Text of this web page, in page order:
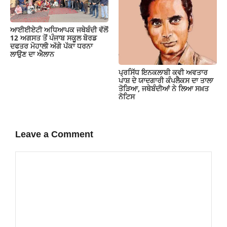
ਆਈਈਏਟੀ ਅਧਿਆਪਕ ਜਥੇਬੰਦੀ ਵੱਲੋਂ
12 ਅਗਸਤ ਤੋਂ ਪੰਜਾਬ ਸਕੂਲ ਬੋਰਡ
ਦਫਤਰ ਮੋਹਾਲੀ ਅੱਗੇ ਪੱਕਾ ਧਰਨਾ
ਲਾਉਣ ਦਾ ਐਲਾਨ
ਪ੍ਰਸਿੱਧ ਇਨਕਲਾਬੀ ਕਵੀ ਅਵਤਾਰ
ਪਾਸ਼ ਦੇ ਯਾਦਗਾਰੀ ਕੰਪਲੈਕਸ ਦਾ ਤਾਲਾ
ਤੋੜਿਆ, ਜਥੇਬੰਦੀਆਂ ਨੇ ਲਿਆ ਸਖ਼ਤ
ਨੋਟਿਸ
Leave a Comment